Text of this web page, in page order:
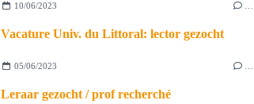
10/06/2023
Vacature Univ. du Littoral: lector gezocht
05/06/2023
Leraar gezocht / prof recherché